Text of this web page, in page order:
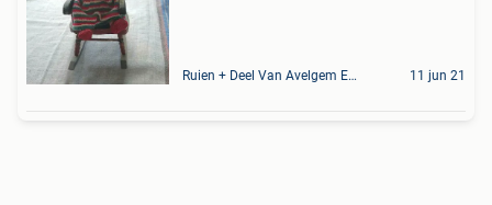
Ruien + Deel Van Avelgem En Waarmaarde 11 jun 21